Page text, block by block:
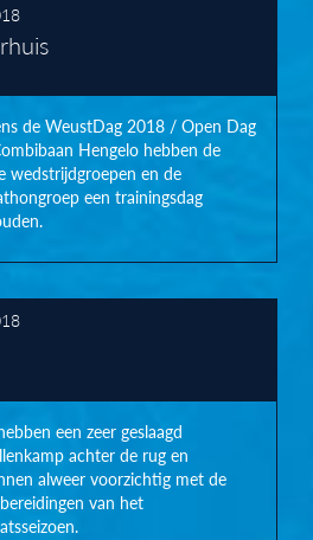
de WeustDag 2018 / Open Dag
Hengelo hebben de
wedstrijdgroepen en de
een trainingsdag
een zeer geslaagd
achter de rug en
alweer voorzichtig met de
van het